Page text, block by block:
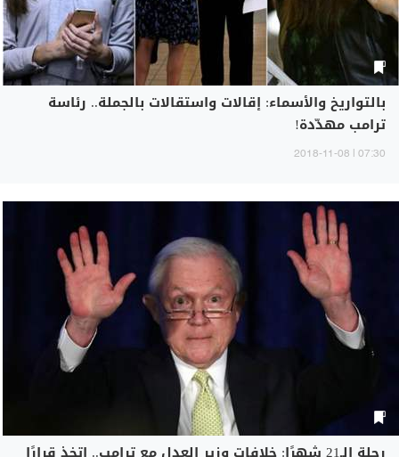
بالتواريخ والأسماء: إقالات واستقالات بالجملة.. رئاسة
ترامب مهدّدة!
07:30 | 2018-11-08